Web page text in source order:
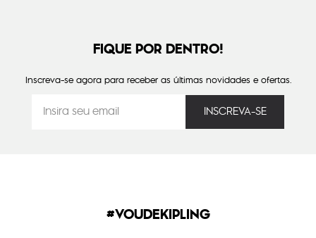
FIQUE POR DENTRO!
Inscreva-se agora para receber as últimas novidades e ofertas.
#VOUDEKIPLING